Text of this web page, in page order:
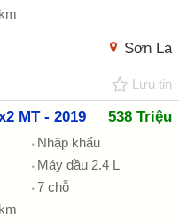
Sơn La
Lưu tin
MT - 2019 538 Triệu
Nhập khẩu
Máy dầu 2.4 L
7 chỗ